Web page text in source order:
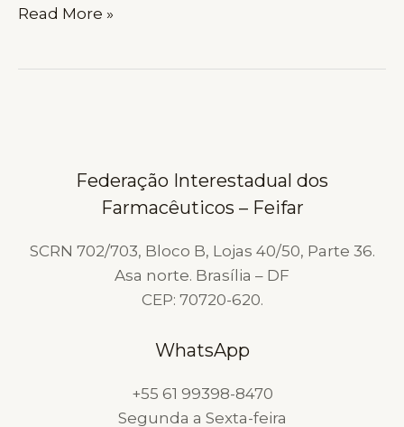
DEMISSÃO
COMPLETO
Read More »
Federação Interestadual dos
Farmacêuticos – Feifar
SCRN 702/703, Bloco B, Lojas 40/50, Parte 36.
Asa norte. Brasília – DF
CEP: 70720-620.
WhatsApp
+55 61 99398-8470
Segunda a Sexta-feira